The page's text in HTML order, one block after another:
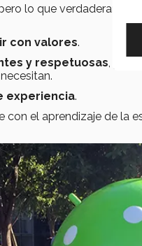
lo que
con valores.
y respetuosas, por
experiencia.
con el aprendizaje de la